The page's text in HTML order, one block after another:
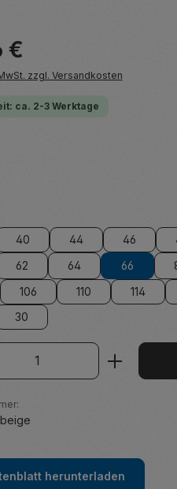
€
zzgl. Versandkosten
ca. 2-3 Werktage
40 44 46
62 64 66
106 110 114
30
Anzahl: Gib
herunterladen